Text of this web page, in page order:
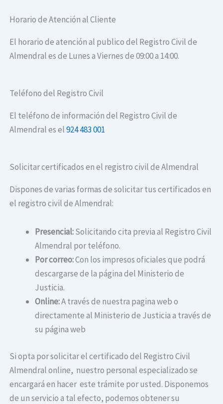
Horario de Atención al Cliente
El horario de atención al publico del Registro Civil de
Almendral es de Lunes a Viernes de 09:00 a 14:00.
Teléfono del Registro Civil
El teléfono de información del Registro Civil de
Almendral es el924 483 001
Solicitar certificados en el registro civil de Almendral
Dispones de varias formas de solicitar tus certificados en
el registro civil de Almendral:
Presencial:Solicitando cita previa al Registro Civil
Almendral por teléfono.
Por correo:Con los impresos oficiales que podrá
descargarse de la página del Ministerio de
Justicia.
Online:A través de nuestra pagina web o
directamente al Ministerio de Justicia a través de
su página web
Si opta por solicitar el certificado del Registro Civil
Almendral online, nuestro personal especializado se
encargará en hacer este trámite por usted. Disponemos
de un servicio a tal efecto, podemos obtener su